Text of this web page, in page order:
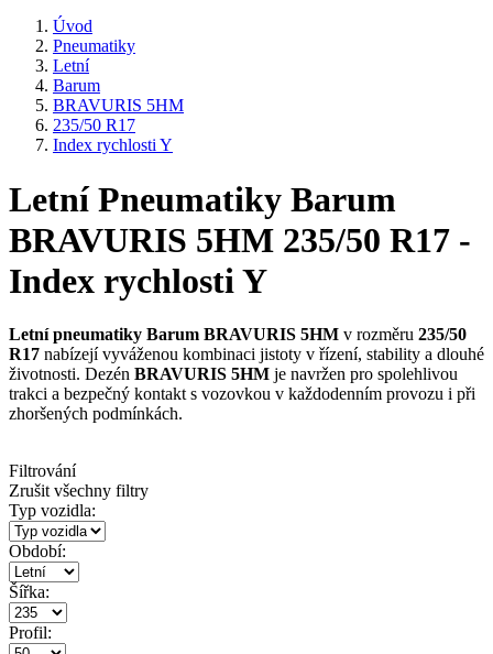
Úvod
Pneumatiky
Letní
Barum
BRAVURIS 5HM
235/50 R17
Index rychlosti Y
Letní Pneumatiky Barum
BRAVURIS 5HM 235/50 R17 -
Index rychlosti Y
Letní pneumatiky Barum BRAVURIS 5HM v rozměru 235/50
R17 nabízejí vyváženou kombinaci jistoty v řízení, stability a dlouhé
životnosti. Dezén BRAVURIS 5HM je navržen pro spolehlivou
trakci a bezpečný kontakt s vozovkou v každodenním provozu i při
zhoršených podmínkách.
Filtrování
Zrušit všechny filtry
Typ vozidla:
Období:
Šířka:
Profil: